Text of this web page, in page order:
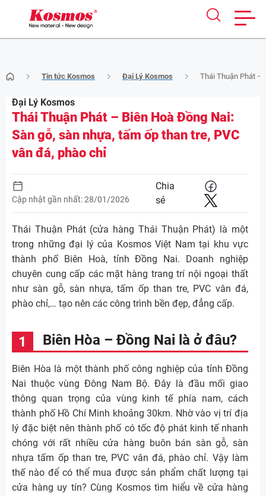
to
content
Tin tức Kosmos Đại Lý Kosmos Thái Thuận Phát –
Đại Lý Kosmos
Thái Thuận Phát – Biên Hoà Đồng Nai:
Sàn gỗ, sàn nhựa, tấm ốp than tre, PVC
vân đá, phào chỉ
Cập nhật gần nhất: 28/01/2026
Chia
sẻ
Thái Thuận Phát (cửa hàng Thái Thuận Phát) là một
trong những đại lý của Kosmos Việt Nam tại khu vực
thành phố Biên Hoà, tỉnh Đồng Nai. Doanh nghiệp
chuyên cung cấp các mặt hàng trang trí nội ngoại thất
như sàn gỗ, sàn nhựa, tấm ốp than tre, PVC vân đá,
phào chỉ,… tạo nên các công trình bền đẹp, đẳng cấp.
Biên Hòa – Đồng Nai là ở đâu?
Biên Hòa là một thành phố công nghiệp của tỉnh Đồng
Nai thuộc vùng Đông Nam Bộ. Đây là đầu mối giao
thông quan trọng của vùng kinh tế phía nam, cách
thành phố Hồ Chí Minh khoảng 30km. Nhờ vào vị trí địa
lý đặc biệt nên thành phố có tốc độ phát kinh tế nhanh
chóng với rất nhiều cửa hàng buôn bán sàn gỗ, sàn
nhựa tấm ốp than tre, PVC vân đá, phào chỉ. Vậy làm
thế nào để có thể mua được sản phẩm chất lượng tại
cửa hàng uy tín? Cùng Kosmos tìm hiểu về cửa hàng